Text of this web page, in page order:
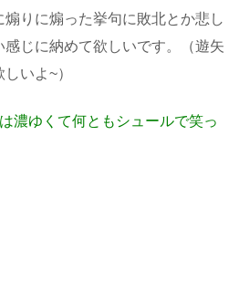
りに煽った挙句に敗北とか悲し
じに納めて欲しいです。（遊矢
いよ~）
濃ゆくて何ともシュールで笑っ